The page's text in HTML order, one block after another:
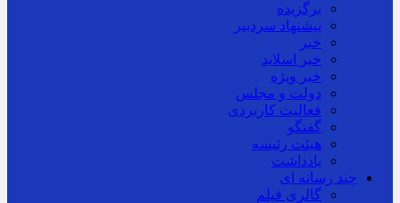
برگزیده
پیشنهاد سردبیر
خبر
خبر اسلايد
خبر ویژه
دولت و مجلس
فعالیت کاربردی
گفتگو
هیئت رئیسه
یادداشت
چند رسانه ای
گالری فیلم